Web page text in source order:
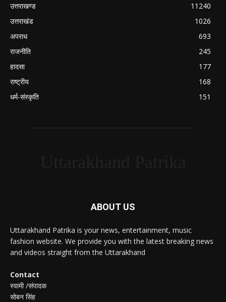
उत्तराखण्ड
11240
उत्तराखंड
1026
अपराध
693
राजनीति
245
हादसा
177
राष्ट्रीय
168
धर्म-संस्कृति
151
ABOUT US
Uttarakhand Patrika is your news, entertainment, music
fashion website. We provide you with the latest breaking news
and videos straight from the Uttarakhand
Contact
स्वामी /संपादक
सोबन सिंह